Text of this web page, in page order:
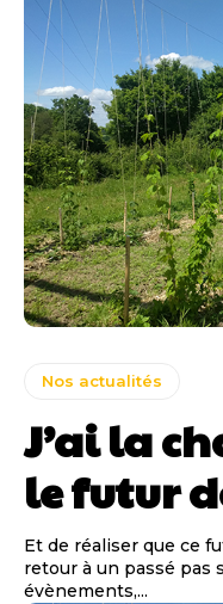
Nos actualités
J’ai la
le futur
Et de réaliser que ce
retour à un passé pas
évènements,...